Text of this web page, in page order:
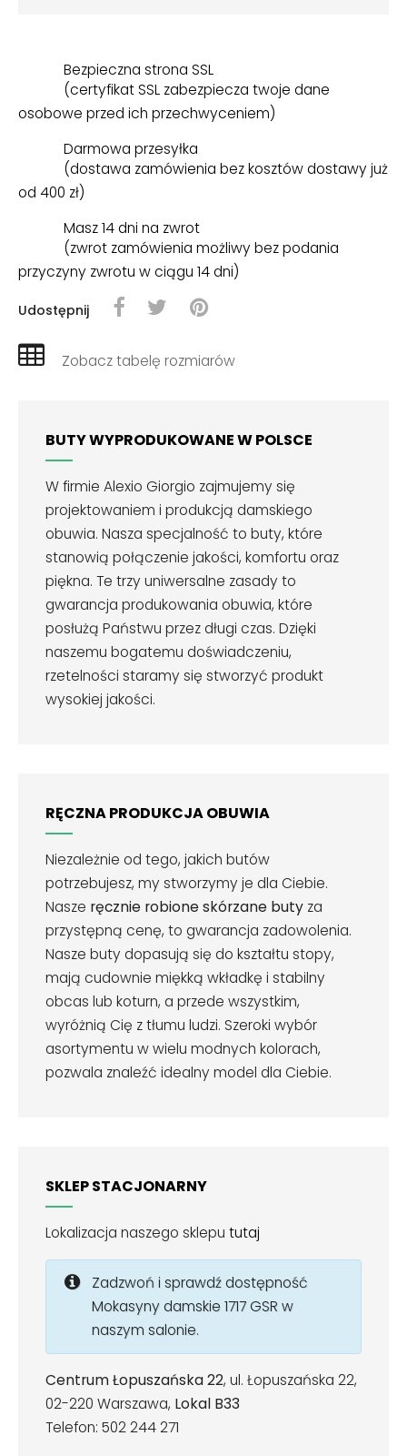
Bezpieczna strona SSL
(certyfikat SSL zabezpiecza twoje dane
osobowe przed ich przechwyceniem)
Darmowa przesyłka
(dostawa zamówienia bez kosztów dostawy już
od 400 zł)
Masz 14 dni na zwrot
(zwrot zamówienia możliwy bez podania
przyczyny zwrotu w ciągu 14 dni)
Udostępnij
Zobacz tabelę rozmiarów
BUTY WYPRODUKOWANE W POLSCE
W firmie Alexio Giorgio zajmujemy się
projektowaniem i produkcją damskiego
obuwia. Nasza specjalność to buty, które
stanowią połączenie jakości, komfortu oraz
piękna. Te trzy uniwersalne zasady to
gwarancja produkowania obuwia, które
posłużą Państwu przez długi czas. Dzięki
naszemu bogatemu doświadczeniu,
rzetelności staramy się stworzyć produkt
wysokiej jakości.
RĘCZNA PRODUKCJA OBUWIA
Niezależnie od tego, jakich butów
potrzebujesz, my stworzymy je dla Ciebie.
Nasze ręcznie robione skórzane buty za
przystępną cenę, to gwarancja zadowolenia.
Nasze buty dopasują się do kształtu stopy,
mają cudownie miękką wkładkę i stabilny
obcas lub koturn, a przede wszystkim,
wyróżnią Cię z tłumu ludzi. Szeroki wybór
asortymentu w wielu modnych kolorach,
pozwala znaleźć idealny model dla Ciebie.
SKLEP STACJONARNY
Lokalizacja naszego sklepu tutaj
Zadzwoń i sprawdź dostępność
Mokasyny damskie 1717 GSR w
naszym salonie.
Centrum Łopuszańska 22, ul. Łopuszańska 22,
02-220 Warszawa, Lokal B33
Telefon: 502 244 271